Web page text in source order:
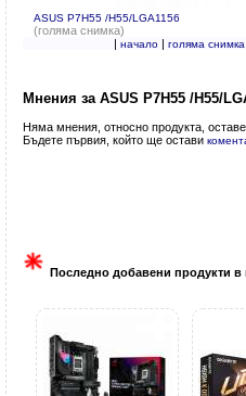
ASUS P7H55 /H55/LGA1156
(голяма снимка)
| начало| голяма снимка
Мнения за ASUS P7H55 /H55/
Няма мнения, относно продукта,
Бъдете първия, който ще остави
Последно добавени продукти в